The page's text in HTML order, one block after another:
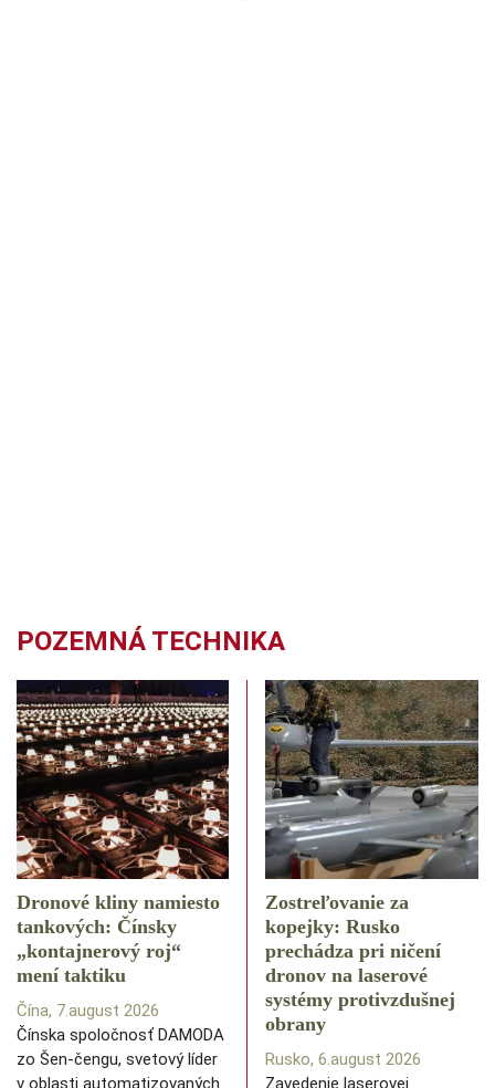
POZEMNÁ TECHNIKA
Dronové kliny namiesto
tankových: Čínsky
️„kontajnerový roj“
mení taktiku
Čína, 7.august 2026
Čínska spoločnosť DAMODA
zo Šen-čengu, svetový líder
v oblasti automatizovaných
Zostreľovanie za
kopejky: Rusko
prechádza pri ničení
dronov na laserové
systémy protivzdušnej
obrany
Rusko, 6.august 2026
Zavedenie laserovej